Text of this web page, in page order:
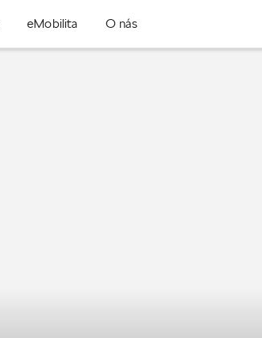
eMobilita O nás